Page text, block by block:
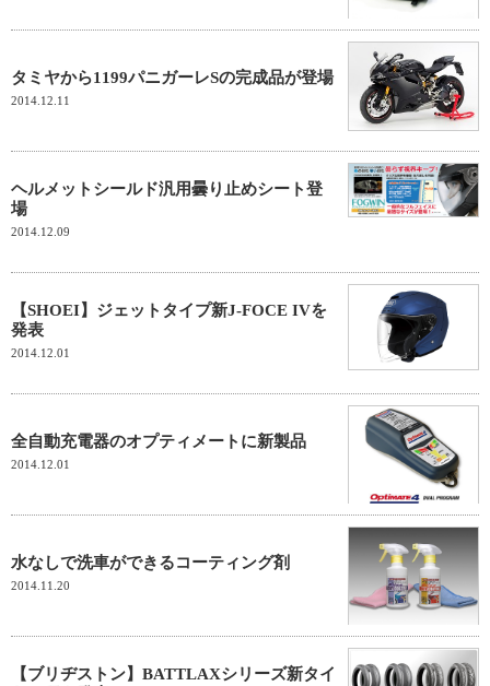
タミヤから1199パニガーレSの完成品が登場
2014.12.11
ヘルメットシールド汎用曇り止めシート登
場
2014.12.09
【SHOEI】ジェットタイプ新J-FOCE IVを
発表
2014.12.01
全自動充電器のオプティメートに新製品
2014.12.01
水なしで洗車ができるコーティング剤
2014.11.20
【ブリヂストン】BATTLAXシリーズ新タイ